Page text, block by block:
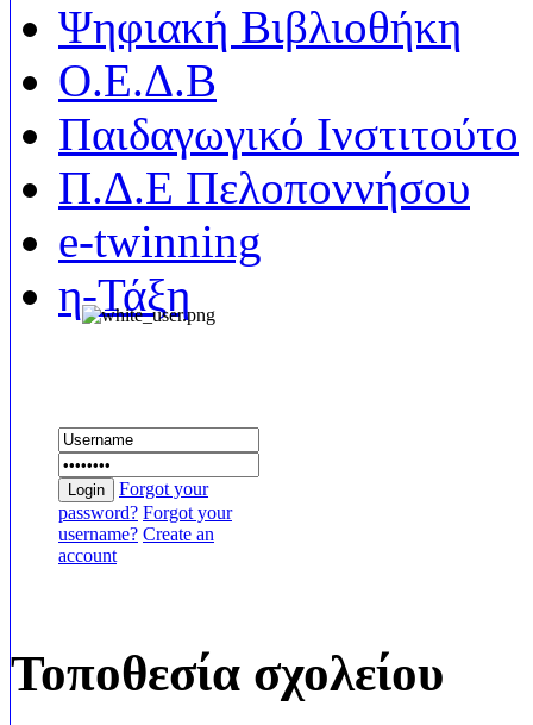
Ψηφιακή Βιβλιοθήκη
Ο.Ε.Δ.Β
Παιδαγωγικό Ινστιτούτο
Π.Δ.Ε Πελοποννήσου
e-twinning
η-Τάξη
Login
Forgot your
password? Forgot your
username? Create an
account
Τοποθεσία σχολείου